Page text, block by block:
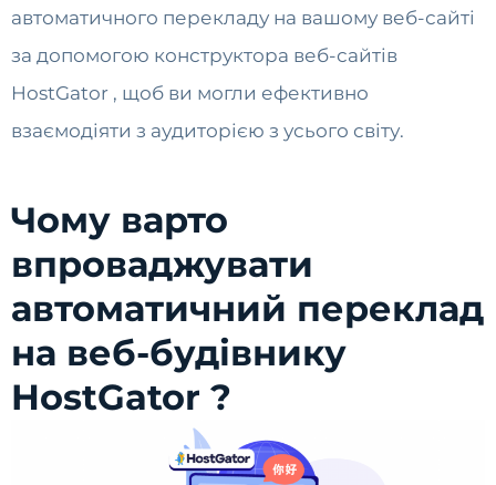
автоматичного перекладу на вашому веб-сайті
за допомогою конструктора веб-сайтів
HostGator , щоб ви могли ефективно
взаємодіяти з аудиторією з усього світу.
Чому варто
впроваджувати
автоматичний переклад
на веб-будівнику
HostGator ?